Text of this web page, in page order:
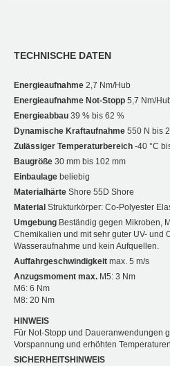
TECHNISCHE DATEN
Energieaufnahme 2,7 Nm/Hub
Energieaufnahme Not-Stopp 5,7 Nm/
Energieabbau 39 % bis 62 %
Dynamische Kraftaufnahme 550 N bis
Zulässiger Temperaturbereich -40 °C
Baugröße 30 mm bis 102 mm
Einbaulage beliebig
Materialhärte Shore 55D Shore
Material Strukturkörper: Co-Polyester
Umgebung Beständig gegen Mikroben,
Chemikalien und mit sehr guter UV- und
Wasseraufnahme und kein Aufquellen.
Auffahrgeschwindigkeit max. 5 m/s
Anzugsmoment max. M5: 3 Nm
M6: 6 Nm
M8: 20 Nm
HINWEIS
Für Not-Stopp und Daueranwendungen
Vorspannung und erhöhten
SICHERHEITSHINWEIS